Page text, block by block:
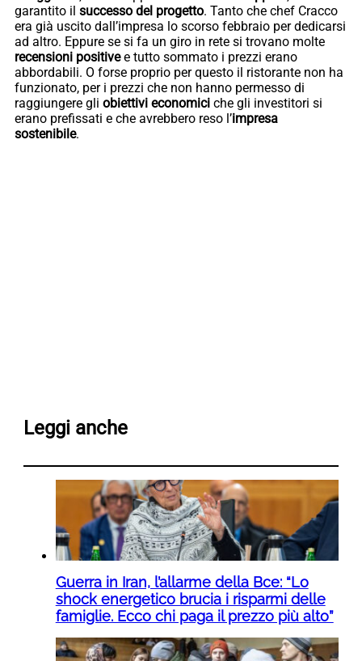
garantito il successo del progetto. Tanto che chef Cracco
era già uscito dall’impresa lo scorso febbraio per dedicarsi
ad altro. Eppure se si fa un giro in rete si trovano molte
recensioni positivee tutto sommato i prezzi erano
abbordabili. O forse proprio per questo il ristorante non ha
funzionato, per i prezzi che non hanno permesso di
raggiungere gli obiettivi economici che gli investitori si
erano prefissati e che avrebbero reso l’impresa
sostenibile.
Leggi anche
Guerra in Iran, l’allarme della Bce: “Lo
shock energetico brucia i risparmi delle
famiglie. Ecco chi paga il prezzo più alto”